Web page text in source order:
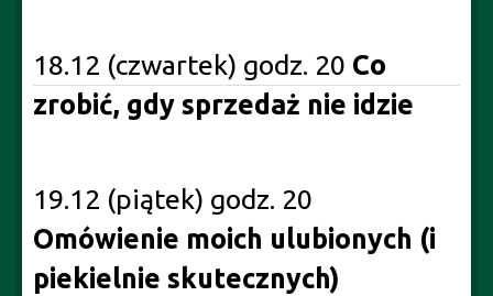
18.12 (czwartek) godz. 20 Co
zrobić, gdy sprzedaż nie idzie
19.12 (piątek) godz. 20
Omówienie moich ulubionych (i
piekielnie skutecznych)